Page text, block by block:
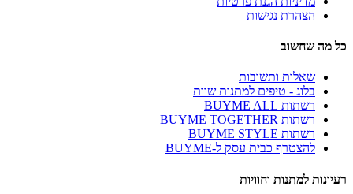
הצהרת נגישות
כל מה שחשוב
שאלות ותשובות
בלוג - טיפים למתנות שוות
רשתות BUYME ALL
רשתות BUYME TOGETHER
רשתות BUYME STYLE
להצטרף כבית עסק ל-BUYME
רעיונות למתנות וחוויות